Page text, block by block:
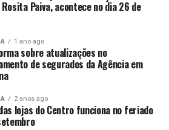
Rosita Paiva, acontece no dia 26 de
1 ano ago
sobre atualizações no
de segurados da Agência em
2 anos ago
lojas do Centro funciona no feriado